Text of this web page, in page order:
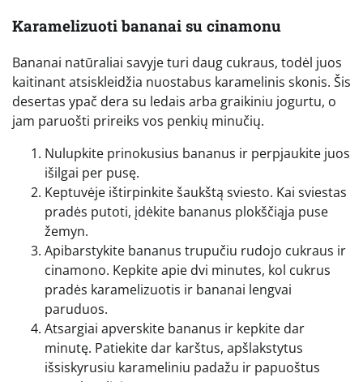
Karamelizuoti bananai su cinamonu
Bananai natūraliai savyje turi daug cukraus, todėl juos
kaitinant atsiskleidžia nuostabus karamelinis skonis. Šis
desertas ypač dera su ledais arba graikiniu jogurtu, o
jam paruošti prireiks vos penkių minučių.
Nulupkite prinokusius bananus ir perpjaukite juos
išilgai per pusę.
Keptuvėje ištirpinkite šaukštą sviesto. Kai sviestas
pradės putoti, įdėkite bananus plokščiąja puse
žemyn.
Apibarstykite bananus trupučiu rudojo cukraus ir
cinamono. Kepkite apie dvi minutes, kol cukrus
pradės karamelizuotis ir bananai lengvai
paruduos.
Atsargiai apverskite bananus ir kepkite dar
minutę. Patiekite dar karštus, apšlakstytus
išsiskyrusiu karameliniu padažu ir papuoštus